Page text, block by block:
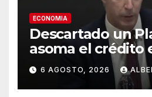
ECONOMIA
Descartado un
asoma el crédito
6 AGOSTO, 2026